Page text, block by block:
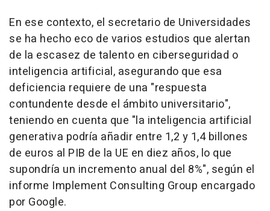
En ese contexto, el secretario de Universidades
se ha hecho eco de varios estudios que alertan
de la escasez de talento en ciberseguridad o
inteligencia artificial, asegurando que esa
deficiencia requiere de una "respuesta
contundente desde el ámbito universitario",
teniendo en cuenta que "la inteligencia artificial
generativa podría añadir entre 1,2 y 1,4 billones
de euros al PIB de la UE en diez años, lo que
supondría un incremento anual del 8%", según el
informe Implement Consulting Group encargado
por Google.